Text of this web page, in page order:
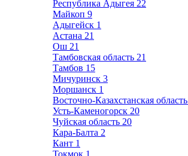
Республика Адыгея 22
Майкоп 9
Адыгейск 1
Астана 21
Ош 21
Тамбовская область 21
Тамбов 15
Мичуринск 3
Моршанск 1
Восточно-Казахстанская область
Усть-Каменогорск 20
Чуйская область 20
Кара-Балта 2
Кант 1
Токмок 1